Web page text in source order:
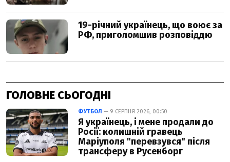
ГОЛОВНЕ СЬОГОДНІ
ФУТБОЛ — 9 СЕРПНЯ 2026, 00:50
Я українець, і мене продали до
Росії: колишній гравець
Маріуполя "перевзувся" після
трансферу в Русенборг